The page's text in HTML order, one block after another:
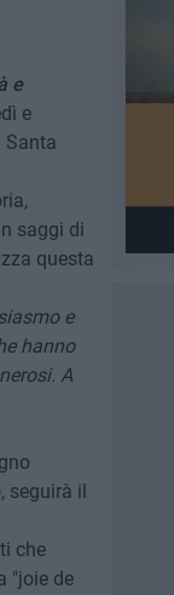
e
e
Santa
saggi di
questa
e
hanno
A
seguirà il
che
"joie de